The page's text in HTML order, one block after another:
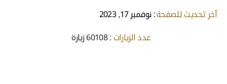
آخر تحديث للصفحة: نوفمبر 17, 2023
عدد الزيارات: 60108 زيارة